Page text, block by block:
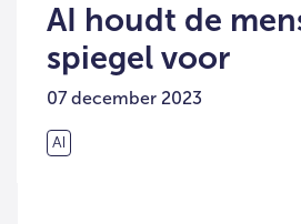
AI houdt de
spiegel voor
07 december 2023
AI